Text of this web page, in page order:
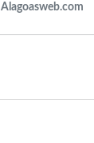
Alagoasweb.com